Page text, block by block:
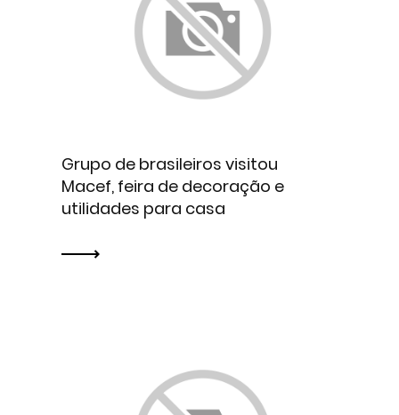
Grupo de brasileiros visitou
Macef, feira de decoração e
utilidades para casa